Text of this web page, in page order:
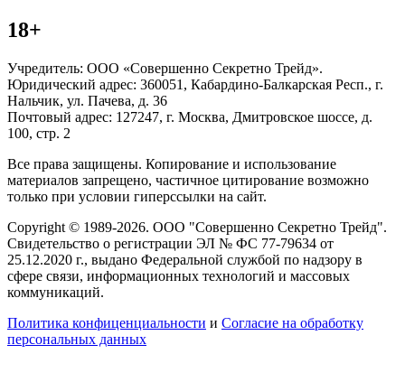
18+
Учредитель: ООО «Совершенно Секретно Трейд».
Юридический адрес: 360051, Кабардино-Балкарская Респ., г.
Нальчик, ул. Пачева, д. 36
Почтовый адрес: 127247, г. Москва, Дмитровское шоссе, д.
100, стр. 2
Все права защищены. Копирование и использование
материалов запрещено, частичное цитирование возможно
только при условии гиперссылки на сайт.
Copyright © 1989-2026. ООО "Совершенно Секретно Трейд".
Свидетельство о регистрации ЭЛ № ФС 77-79634 от
25.12.2020 г., выдано Федеральной службой по надзору в
сфере связи, информационных технологий и массовых
коммуникаций.
Политика конфиценциальности и Согласие на обработку
персональных данных